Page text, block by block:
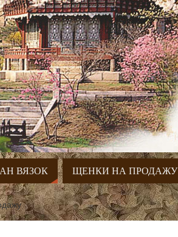
ВЯЗОК ЩЕНКИ НА ПРОДАЖУ